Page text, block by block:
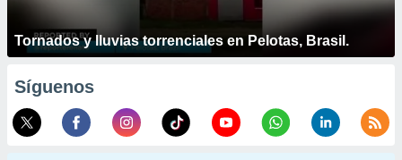
Tornados y lluvias torrenciales en Pelotas, Brasil.
Síguenos